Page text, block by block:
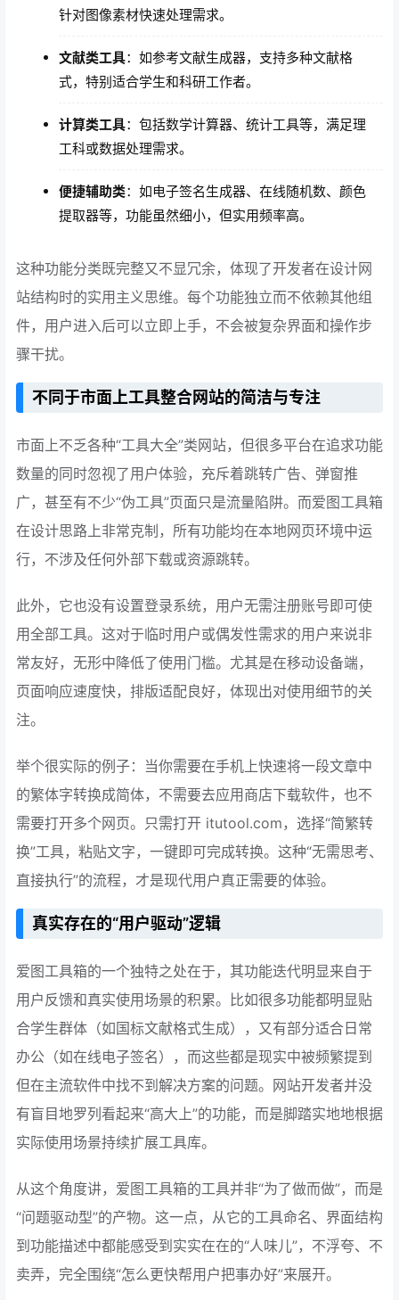
针对图像素材快速处理需求。
文献类工具：如参考文献生成器，支持多种文献格
式，特别适合学生和科研工作者。
计算类工具：包括数学计算器、统计工具等，满足理
工科或数据处理需求。
便捷辅助类：如电子签名生成器、在线随机数、颜色
提取器等，功能虽然细小，但实用频率高。
这种功能分类既完整又不显冗余，体现了开发者在设计网
站结构时的实用主义思维。每个功能独立而不依赖其他组
件，用户进入后可以立即上手，不会被复杂界面和操作步
骤干扰。
不同于市面上工具整合网站的简洁与专注
市面上不乏各种“工具大全”类网站，但很多平台在追求功能
数量的同时忽视了用户体验，充斥着跳转广告、弹窗推
广，甚至有不少“伪工具”页面只是流量陷阱。而爱图工具箱
在设计思路上非常克制，所有功能均在本地网页环境中运
行，不涉及任何外部下载或资源跳转。
此外，它也没有设置登录系统，用户无需注册账号即可使
用全部工具。这对于临时用户或偶发性需求的用户来说非
常友好，无形中降低了使用门槛。尤其是在移动设备端，
页面响应速度快，排版适配良好，体现出对使用细节的关
注。
举个很实际的例子：当你需要在手机上快速将一段文章中
的繁体字转换成简体，不需要去应用商店下载软件，也不
需要打开多个网页。只需打开 itutool.com，选择“简繁转
换”工具，粘贴文字，一键即可完成转换。这种“无需思考、
直接执行”的流程，才是现代用户真正需要的体验。
真实存在的“用户驱动”逻辑
爱图工具箱的一个独特之处在于，其功能迭代明显来自于
用户反馈和真实使用场景的积累。比如很多功能都明显贴
合学生群体（如国标文献格式生成），又有部分适合日常
办公（如在线电子签名），而这些都是现实中被频繁提到
但在主流软件中找不到解决方案的问题。网站开发者并没
有盲目地罗列看起来“高大上”的功能，而是脚踏实地地根据
实际使用场景持续扩展工具库。
从这个角度讲，爱图工具箱的工具并非“为了做而做”，而是
“问题驱动型”的产物。这一点，从它的工具命名、界面结构
到功能描述中都能感受到实实在在的“人味儿”，不浮夸、不
卖弄，完全围绕“怎么更快帮用户把事办好”来展开。